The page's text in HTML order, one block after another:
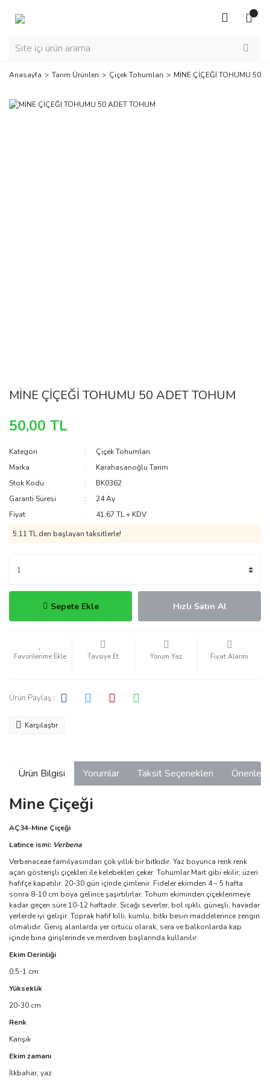
Anasayfa Tarım Ürünleri Çiçek Tohumları MİNE ÇİÇEĞİ TOHUMU 50
MİNE ÇİÇEĞİ TOHUMU 50 ADET TOHUM
50,00 TL
Kategori
Çiçek Tohumları
Marka
Karahasanoğlu Tarım
Stok Kodu
BK0362
Garanti Süresi
24 Ay
Fiyat
41,67 TL + KDV
5,11 TL den başlayan taksitlerle!
Sepete Ekle Hızlı Satın Al
Tavsiye Et Yorum Yaz Fiyat Alarmı
Ürün Paylaş :
Karşılaştır
Ürün Bilgisi Yorumlar Taksit Seçenekleri
Mine Çiçeği
AÇ34-Mine Çiçeği
Latince ismi: Verbena
Verbenaceae familyasından çok yıllık bir bitkidir. Yaz boyunca renk renk
açan gösterişli çiçekleri ile kelebekleri çeker. Tohumlar Mart gibi ekilir, üzeri
hafifçe kapatılır. 20-30 gün içinde çimlenir. Fideler ekimden 4 – 5 hafta
sonra 8-10 cm boya gelince şaşırtılırlar. Tohum ekiminden çiçeklenmeye
kadar geçen süre 10-12 haftadır. Sıcağı severler, bol ışıklı, güneşli, havadar
yerlerde iyi gelişir. Toprak hafif killi, kumlu, bitki besin maddelerince zengin
olmalıdır. Geniş alanlarda yer örtücü olarak, sera ve balkonlarda kap
içinde bina girişlerinde ve merdiven başlarında kullanılır.
Ekim Derinliği
0,5-1 cm
Yükseklik
20-30 cm
Renk
Karışık
Ekim zamanı
İlkbahar, yaz